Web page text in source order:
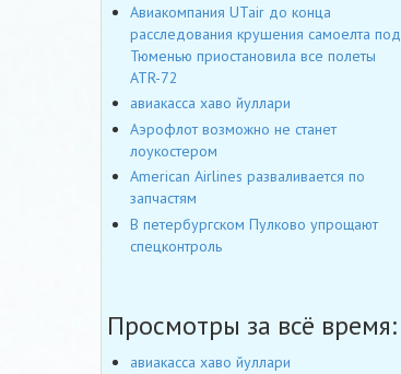
Авиакомпания UTair до конца
расследования крушения самоелта под
Тюменью приостановила все полеты
ATR-72
авиакасса хаво йуллари
Аэрофлот возможно не станет
лоукостером
American Airlines разваливается по
запчастям
В петербургском Пулково упрощают
спецконтроль
Просмотры за всё время:
авиакасса хаво йуллари